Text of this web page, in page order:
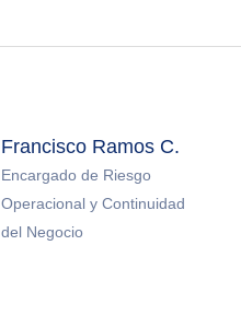
Francisco Ramos C.
Encargado de Riesgo
Operacional y Continuidad
del Negocio